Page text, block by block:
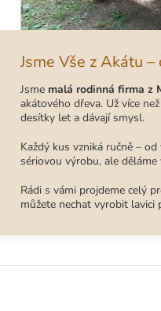
Jsme Vše z Akátu
Jsme malá rodinná firma z
akátového dřeva. Už více
desítky let a dávají smysl.
Každý kus vzniká ručně –
sériovou výrobu, ale děláme
Rádi s vámi projdeme celý
můžete nechat vyrobit lavici